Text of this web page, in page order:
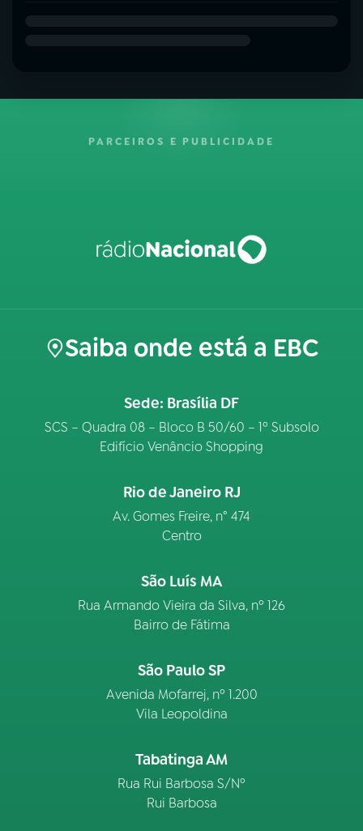
PARCEIROS E PUBLICIDADE
Saiba onde está a EBC
Sede: Brasília DF
SCS – Quadra 08 – Bloco B 50/60 – 1º Subsolo
Edifício Venâncio Shopping
Rio de Janeiro RJ
Av. Gomes Freire, n° 474
Centro
São Luís MA
Rua Armando Vieira da Silva, nº 126
Bairro de Fátima
São Paulo SP
Avenida Mofarrej, nº 1.200
Vila Leopoldina
Tabatinga AM
Rua Rui Barbosa S/Nº
Rui Barbosa